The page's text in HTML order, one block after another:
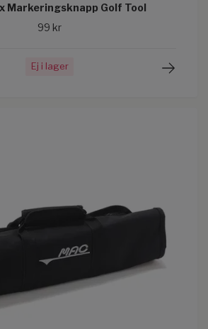
Markeringsknapp Golf Tool
99 kr
Ej i lager